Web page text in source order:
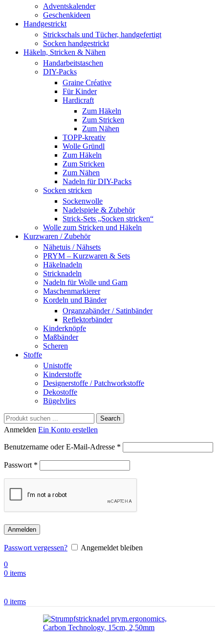
Adventskalender
Geschenkideen
Handgestrickt
Strickschals und Tücher, handgefertigt
Socken handgestrickt
Häkeln, Stricken & Nähen
Handarbeitstaschen
DIY-Packs
Graine Créative
Für Kinder
Hardicraft
Zum Häkeln
Zum Stricken
Zum Nähen
TOPP-kreativ
Wolle Gründl
Zum Häkeln
Zum Stricken
Zum Nähen
Nadeln für DIY-Packs
Socken stricken
Sockenwolle
Nadelspiele & Zubehör
Strick-Sets „Socken stricken“
Wolle zum Stricken und Häkeln
Kurzwaren / Zubehör
Nähetuis / Nähsets
PRYM – Kurzwaren & Sets
Häkelnadeln
Stricknadeln
Nadeln für Wolle und Garn
Maschenmarkierer
Kordeln und Bänder
Organzabänder / Satinbänder
Reflektorbänder
Kinderknöpfe
Maßbänder
Scheren
Stoffe
Unistoffe
Kinderstoffe
Designerstoffe / Patchworkstoffe
Dekostoffe
Bügelvlies
Search
Anmelden Ein Konto erstellen
Benutzername oder E-Mail-Adresse *
Passwort *
Anmelden
Passwort vergessen?
Angemeldet bleiben
0
0 items
0 items